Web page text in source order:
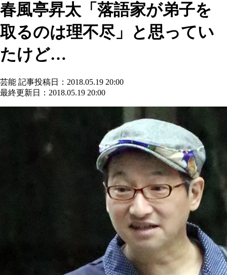
春風亭昇太「落語家が弟子を
取るのは理不尽」と思ってい
たけど…
芸能 記事投稿日：2018.05.19 20:00
最終更新日：2018.05.19 20:00